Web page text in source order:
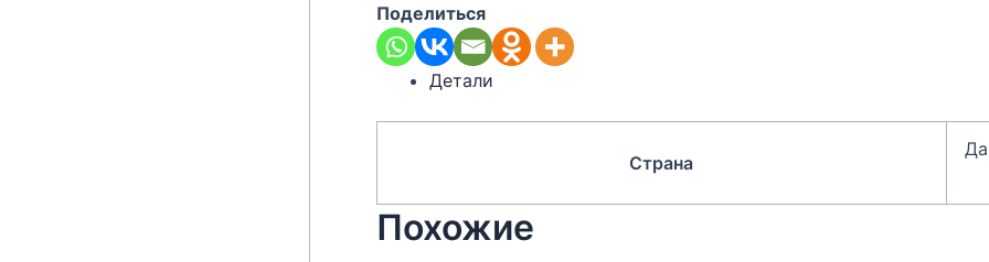
Поделиться
Детали
Страна
Похожие